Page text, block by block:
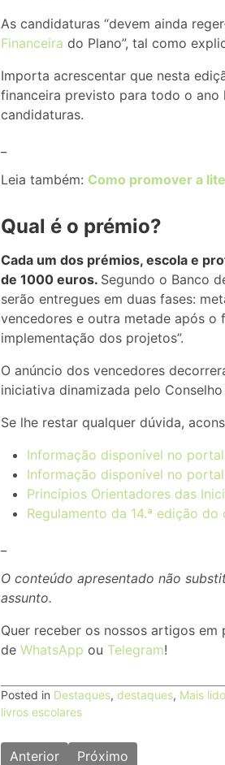
As candidaturas “devem ainda
Financeira do Plano”, tal como
Importa acrescentar que nesta
financeira previsto para todo o
candidaturas.
Leia também: Como promover a
Qual é o prémio?
Cada um dos prémios, escola e
de 1000 euros. Segundo o Banco
serão entregues em duas fases:
vencedores e outra metade após
implementação dos projetos”.
O anúncio dos vencedores
iniciativa dinamizada pelo
Se lhe restar qualquer dúvida,
Informação disponível no
Informação disponível no
Princípios Orientadores das
Regulamento da 14.ª edição
O conteúdo apresentado não
assunto.
Quer receber os nossos artigos
de WhatsApp ou Telegram!
Posted in Destaques, destaques, Mais
livros escolares
Navegação
Anterior Próximo